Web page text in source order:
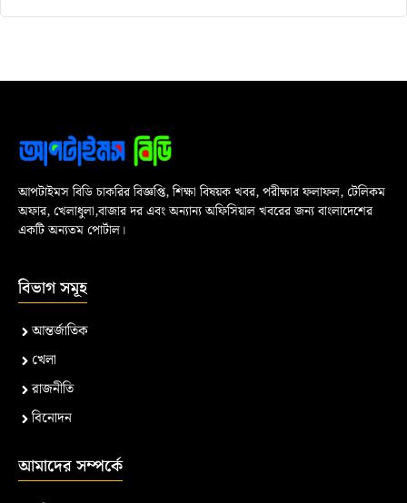
আপটাইমস বিডি চাকরির বিজ্ঞপ্তি, শিক্ষা বিষয়ক খবর, পরীক্ষার ফলাফল, টেলিকম
অফার, খেলাধুলা,বাজার দর এবং অন্যান্য অফিসিয়াল খবরের জন্য বাংলাদেশের
একটি অন্যতম পোর্টাল।
বিভাগ সমূহ
আন্তর্জাতিক
খেলা
রাজনীতি
বিনোদন
আমাদের সম্পর্কে